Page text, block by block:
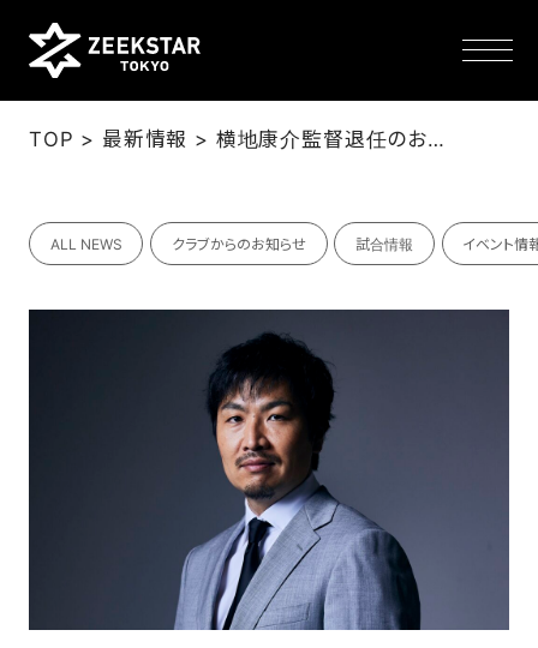
NEWS
TEAM
SCHEDULE
ホーム戦一覧
会場（座席・価格表）
TOP > 最新情報 > 横地康介監督退任のお知らせ
ALL NEWS クラブからのお知らせ 試合情報 イベント情